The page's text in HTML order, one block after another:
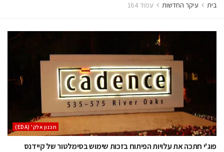
בית עיקר החדשות עמוד 164
‫תכנון אלק' (‪(EDA‬‬
פוג'י חתכה את עלויות הפיתוח בזכות שימוש בסימלטור של קיידנס